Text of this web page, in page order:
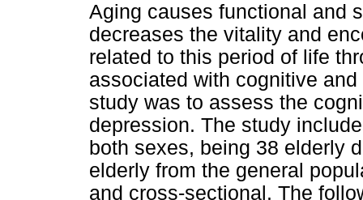
Aging causes functional and
decreases the vitality and
related to this period of life
associated with cognitive
study was to assess the
depression. The study
both sexes, being 38 elderly
elderly from the general
and cross-sectional. The